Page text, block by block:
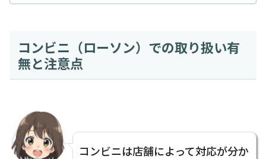
コンビニ（ローソン）での取り扱い有
無と注意点
コンビニは店舗によって対応が分か